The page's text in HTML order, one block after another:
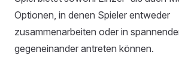
Optionen, in denen Spieler entweder
zusammenarbeiten oder in
gegeneinander antreten können.